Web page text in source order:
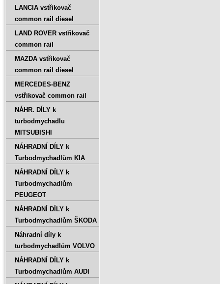
LANCIA vstřikovač
common rail diesel
LAND ROVER vstřikovač
common rail
MAZDA vstřikovač
common rail diesel
MERCEDES-BENZ
vstřikovač common rail
NÁHR. DÍLY k
turbodmychadlu
MITSUBISHI
NÁHRADNÍ DÍLY k
Turbodmychadlům KIA
NÁHRADNÍ DÍLY k
Turbodmychadlům
PEUGEOT
NÁHRADNÍ DÍLY k
Turbodmychadlům ŠKODA
Náhradní díly k
turbodmychadlům VOLVO
NÁHRADNÍ DÍLY k
Turbodmychadlům AUDI